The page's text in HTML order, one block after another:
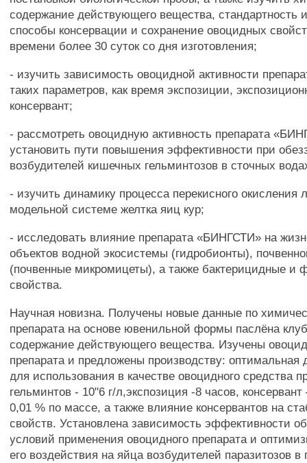
содержание действующего вещества, стандартность
способы консервации и сохранение овоцидных
времени более 30 суток со дня изготовления;
- изучить зависимость овоцидной активности
таких параметров, как время экспозиции,
консервант;
- рассмотреть овоцидную активность препарата
установить пути повышения эффективности при
возбудителей кишечных гельминтозов в сточных
- изучить динамику процесса перекисного
модельной системе желтка яиц кур;
- исследовать влияние препарата «БИНГСТИ» на
объектов водной экосистемы (гидробионты),
(почвенные микромицеты), а также бактерицидные и
свойства.
Научная новизна. Получены новые данные по
препарата на основе ювенильной формы паслёна
содержание действующего вещества. Изучены
препарата и предложены производству:
для использования в качестве овоцидного средства
гельминтов - 10"6 г/л,экспозиция -8 часов,
0,01 % по массе, а также влияние консервантов на
свойств. Установлена зависимость эффективности
условий применения овоцидного препарата и
его воздействия на яйца возбудителей паразитозов